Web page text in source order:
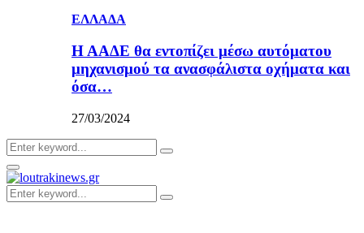
ΕΛΛΑΔΑ
Η ΑΑΔΕ θα εντοπίζει μέσω αυτόματου
μηχανισμού τα ανασφάλιστα οχήματα και
όσα…
27/03/2024
Search
for:
Search
Primary
Menu
Search
for:
Search